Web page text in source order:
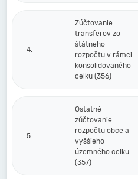
4.
Zúčtovanie
transferov zo
štátneho
rozpočtu v rámci
konsolidovaného
celku (356)
5.
Ostatné
zúčtovanie
rozpočtu obce a
vyššieho
územného celku
(357)